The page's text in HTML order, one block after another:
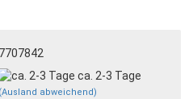
7707842
ca. 2-3 Tage
(Ausland abweichend)